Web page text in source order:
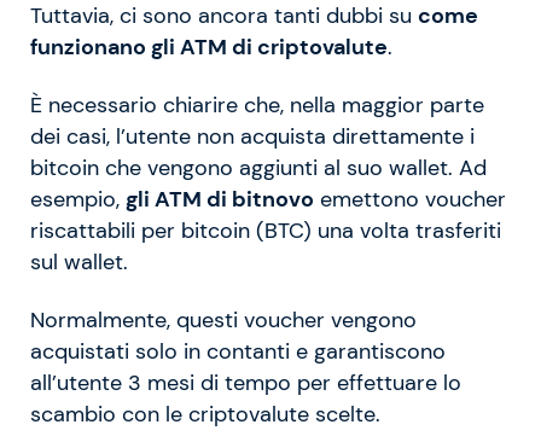
Tuttavia, ci sono ancora tanti dubbi su come
funzionano gli ATM di criptovalute.
È necessario chiarire che, nella maggior parte
dei casi, l’utente non acquista direttamente i
bitcoin che vengono aggiunti al suo wallet. Ad
esempio, gli ATM di bitnovo emettono voucher
riscattabili per bitcoin (BTC) una volta trasferiti
sul wallet.
Normalmente, questi voucher vengono
acquistati solo in contanti e garantiscono
all’utente 3 mesi di tempo per effettuare lo
scambio con le criptovalute scelte.